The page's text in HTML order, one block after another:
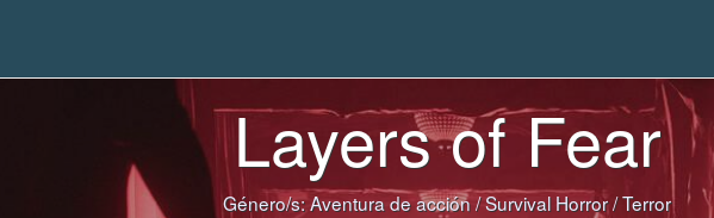
Layers of Fear
Género/s:Aventura de acción/Survival Horror/Terror